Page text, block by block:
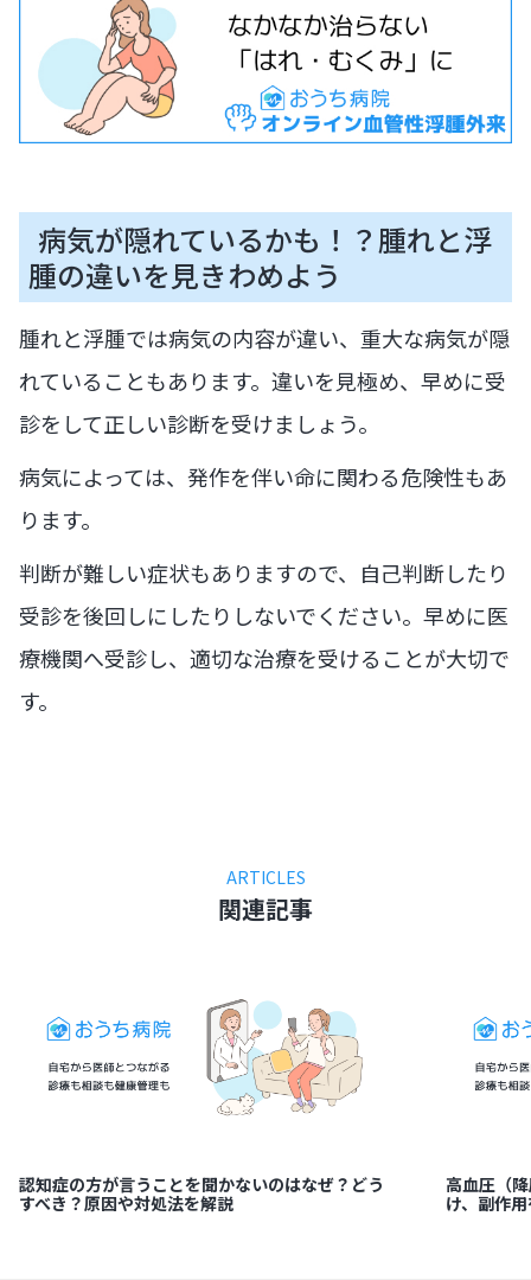
病気が隠れているかも！？腫れと浮
腫の違いを見きわめよう
腫れと浮腫では病気の内容が違い、重大な病気が隠
れていることもあります。違いを見極め、早めに受
診をして正しい診断を受けましょう。
病気によっては、発作を伴い命に関わる危険性もあ
ります。
判断が難しい症状もありますので、自己判断したり
受診を後回しにしたりしないでください。早めに医
療機関へ受診し、適切な治療を受けることが大切で
す。
ARTICLES
関連記事
認知症の方が言うことを聞かないのはなぜ？どう
すべき？原因や対処法を解説
高血圧（
け、副作